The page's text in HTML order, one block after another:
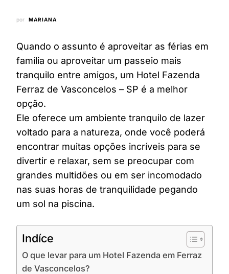
por MARIANA
Quando o assunto é aproveitar as férias em
família ou aproveitar um passeio mais
tranquilo entre amigos, um Hotel Fazenda
Ferraz de Vasconcelos – SP é a melhor
opção.
Ele oferece um ambiente tranquilo de lazer
voltado para a natureza, onde você poderá
encontrar muitas opções incríveis para se
divertir e relaxar, sem se preocupar com
grandes multidões ou em ser incomodado
nas suas horas de tranquilidade pegando
um sol na piscina.
Indíce
O que levar para um Hotel Fazenda em Ferraz
de Vasconcelos?